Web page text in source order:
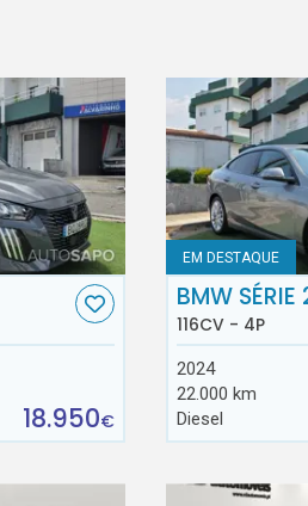
18.950€
EM DESTAQUE
BMW SÉRIE
116CV - 4P
2024
22.000 km
Diesel